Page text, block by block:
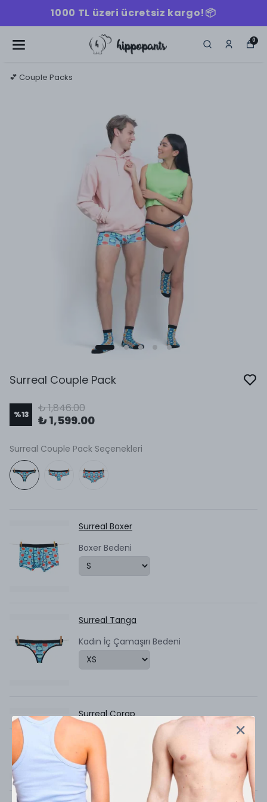
1000 TL üzeri ücretsiz kargo!📦
0
💕 Couple Packs
Surreal Couple Pack
%13 ₺ 1,846.00
₺ 1,599.00
Surreal Couple Pack Seçenekleri
Surreal Boxer
Boxer Bedeni
Surreal Tanga
Kadın İç Çamaşırı Bedeni
Surreal Çorap
Çorap Bedeni